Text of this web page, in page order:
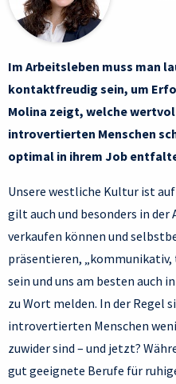
Im Arbeitsleben muss man
kontaktfreudig sein, um
Molina zeigt, welche
introvertierten Menschen
optimal in ihrem Job
Unsere westliche Kultur ist
gilt auch und besonders in
verkaufen können und
präsentieren,
sein und uns am besten auch
zu Wort melden. In der Regel
introvertierten Menschen
zuwider sind – und jetzt?
gut geeignete Berufe für